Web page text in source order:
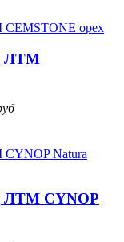
ЛТМ
ЛТМ CYNOP